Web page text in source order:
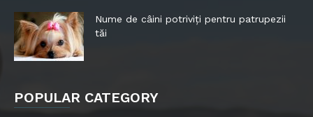
Nume de câini potriviți pentru patrupezii
tăi
POPULAR CATEGORY